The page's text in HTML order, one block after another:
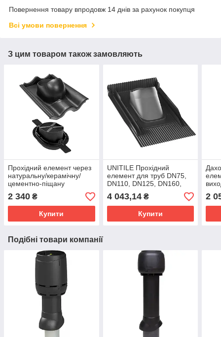
Повернення товару впродовж 14 днів за рахунок покупця
Всі умови повернення
З цим товаром також замовляють
Прохідний елемент через
натуральну/керамічну/
цементно-піщану
черепицю із
ущільнювачем
гідрозасуву, TIILI 2К
2 340 ₴
Купити
UNITILE Прохідний
елемент для труб DN75,
DN110, DN125, DN160,
вентиляторів, проходів
для антен
4 043,14₴
Купити
2
Подібні товари компанії